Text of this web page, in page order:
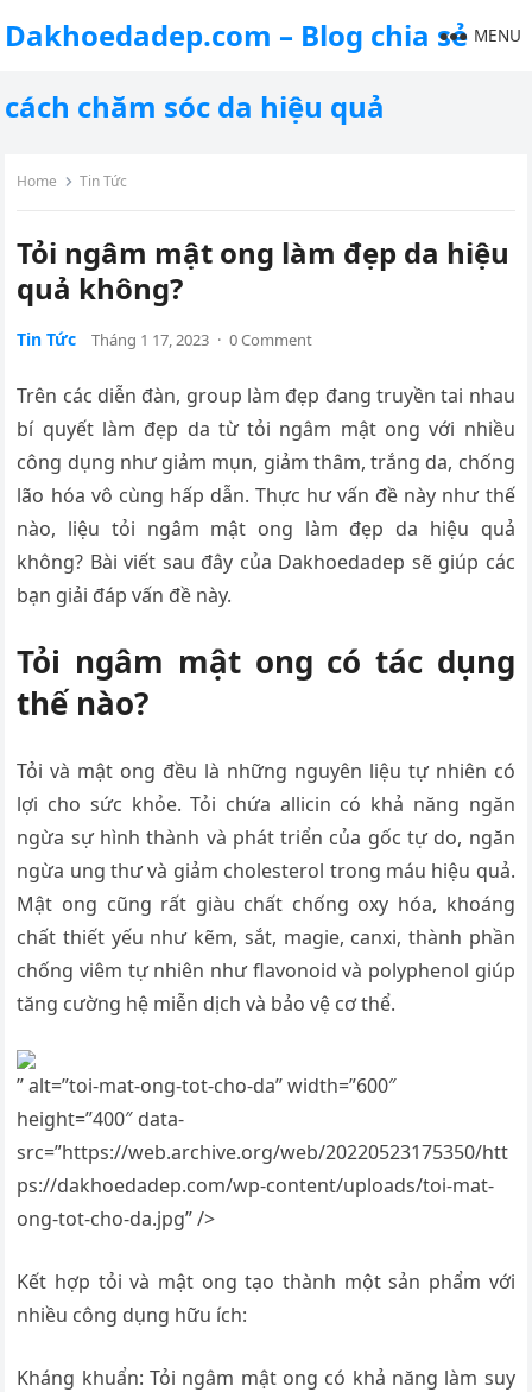
Dakhoedadep.com – Blog chia sẻ
cách chăm sóc da hiệu quả
MENU
Home Tin Tức
Tỏi ngâm mật ong làm đẹp da hiệu
quả không?
Tin Tức Tháng 1 17, 2023 · 0 Comment
Trên các diễn đàn, group làm đẹp đang truyền tai nhau
bí quyết làm đẹp da từ tỏi ngâm mật ong với nhiều
công dụng như giảm mụn, giảm thâm, trắng da, chống
lão hóa vô cùng hấp dẫn. Thực hư vấn đề này như thế
nào, liệu tỏi ngâm mật ong làm đẹp da hiệu quả
không? Bài viết sau đây của Dakhoedadep sẽ giúp các
bạn giải đáp vấn đề này.
Tỏi ngâm mật ong có tác dụng
thế nào?
Tỏi và mật ong đều là những nguyên liệu tự nhiên có
lợi cho sức khỏe. Tỏi chứa allicin có khả năng ngăn
ngừa sự hình thành và phát triển của gốc tự do, ngăn
ngừa ung thư và giảm cholesterol trong máu hiệu quả.
Mật ong cũng rất giàu chất chống oxy hóa, khoáng
chất thiết yếu như kẽm, sắt, magie, canxi, thành phần
chống viêm tự nhiên như flavonoid và polyphenol giúp
tăng cường hệ miễn dịch và bảo vệ cơ thể.
” alt=”toi-mat-ong-tot-cho-da” width=”600″
height=”400″ data-
src=”https://web.archive.org/web/20220523175350/htt
ps://dakhoedadep.com/wp-content/uploads/toi-mat-
ong-tot-cho-da.jpg” />
Kết hợp tỏi và mật ong tạo thành một sản phẩm với
nhiều công dụng hữu ích:
Kháng khuẩn: Tỏi ngâm mật ong có khả năng làm suy